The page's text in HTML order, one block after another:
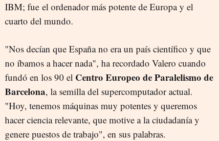
IBM; fue el ordenador más potente de Europa y el
cuarto del mundo.
"Nos decían que España no era un país científico y que
no íbamos a hacer nada", ha recordado Valero cuando
fundó en los 90 el Centro Europeo de Paralelismo de
Barcelona, la semilla del supercomputador actual.
"Hoy, tenemos máquinas muy potentes y queremos
hacer ciencia relevante, que motive a la ciudadanía y
genere puestos de trabajo", en sus palabras.